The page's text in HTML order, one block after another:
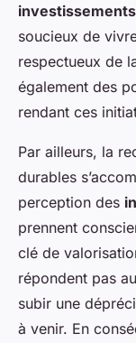
investissements
soucieux de
respectueux de
également des
rendant ces
Par ailleurs, la
durables
perception des
prennent
clé de
répondent pas
subir une
à venir. En